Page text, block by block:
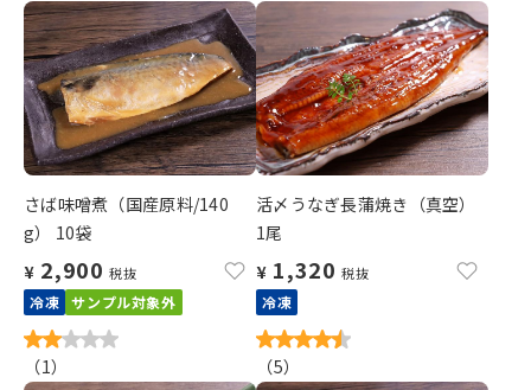
さば味噌煮（国産原料/140
g） 10袋
¥ 2,900 税抜
冷凍 サンプル対象外
（1）
活〆うなぎ長蒲焼き（真空）
1尾
¥ 1,320 税抜
冷凍
（5）